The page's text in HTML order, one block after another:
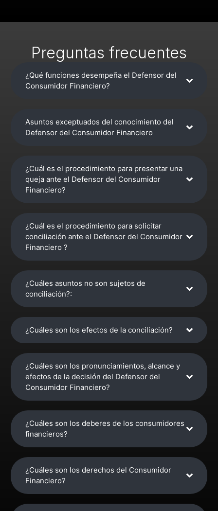
Preguntas frecuentes
¿Qué funciones desempeña el Defensor del
Consumidor Financiero?
Asuntos exceptuados del conocimiento del
Defensor del Consumidor Financiero
¿Cuál es el procedimiento para presentar una
queja ante el Defensor del Consumidor
Financiero?
¿Cuál es el procedimiento para solicitar
conciliación ante el Defensor del Consumidor
Financiero ?
¿Cuáles asuntos no son sujetos de
conciliación?:
¿Cuáles son los efectos de la conciliación?
¿Cuáles son los pronunciamientos, alcance y
efectos de la decisión del Defensor del
Consumidor Financiero?
¿Cuáles son los deberes de los consumidores
financieros?
¿Cuáles son los derechos del Consumidor
Financiero?